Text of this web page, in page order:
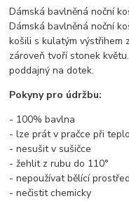
Dámská bavlněná noční
Dámská bavlněná noční
košili s kulatým výstřihem
zároveň tvoří stonek
poddajný na dotek.
Pokyny pro údržbu:
- 100% bavlna
- lze prát v pračce při
- nesušit v sušičce
- žehlit z rubu do 110°
- nepoužívat bělící
- nečistit chemicky